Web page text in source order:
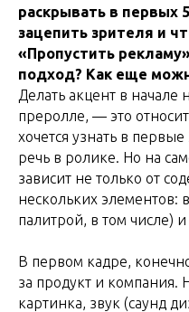
раскрывать в первых
зацепить зрителя и
«Пропустить
подход? Как еще
Делать акцент в начале
преролле, — это
хочется узнать в
речь в ролике. Но на
зависит не только от
нескольких элементов:
палитрой, в том числе)
В первом кадре,
за продукт и компания.
картинка, звук (саунд